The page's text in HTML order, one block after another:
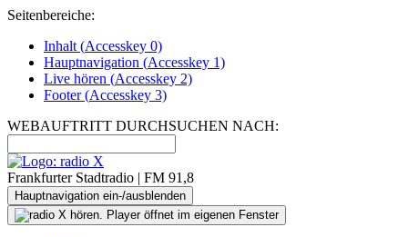
Seitenbereiche:
Inhalt (Accesskey 0)
Hauptnavigation (Accesskey 1)
Live hören (Accesskey 2)
Footer(Accesskey 3)
WEBAUFTRITT DURCHSUCHEN NACH:
Frankfurter Stadtradio | FM 91,8
Hauptnavigation ein-/ausblenden